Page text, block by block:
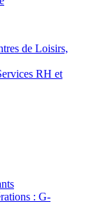
de Loisirs,
RH et
: G-